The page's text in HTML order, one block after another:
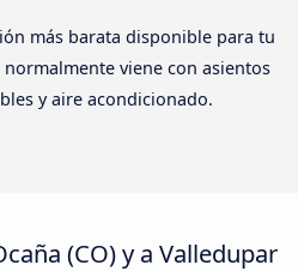
más barata disponible para tu
viene con asientos
y aire acondicionado.
(CO) y a Valledupar